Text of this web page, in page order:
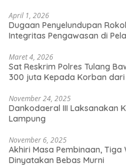
April 1, 2026
Dugaan Penyelundupan
Integritas Pengawasan di
Maret 4, 2026
Sat Reskrim Polres Tulang
300 juta Kepada Korban
November 24, 2025
Dankodaeral III Laksanakan
Lampung
November 6, 2025
Akhiri Masa Pembinaan, Tiga
Dinyatakan Bebas Murni